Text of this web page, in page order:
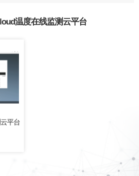
温度在线监测云平台
平台
/监
程